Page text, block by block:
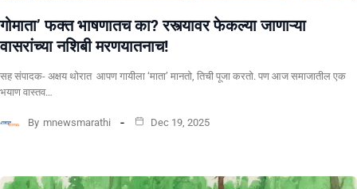
गोमाता’ फक्त भाषणातच का? रस्त्यावर फेकल्या जाणाऱ्या
वासरांच्या नशिबी मरणयातनाच!
सह संपादक- अक्षय थोरात ​ ​आपण गायीला ‘माता’ मानतो, तिची पूजा करतो. पण आज समाजातील एक
भयाण वास्तव…
By mnewsmarathi Dec 19, 2025